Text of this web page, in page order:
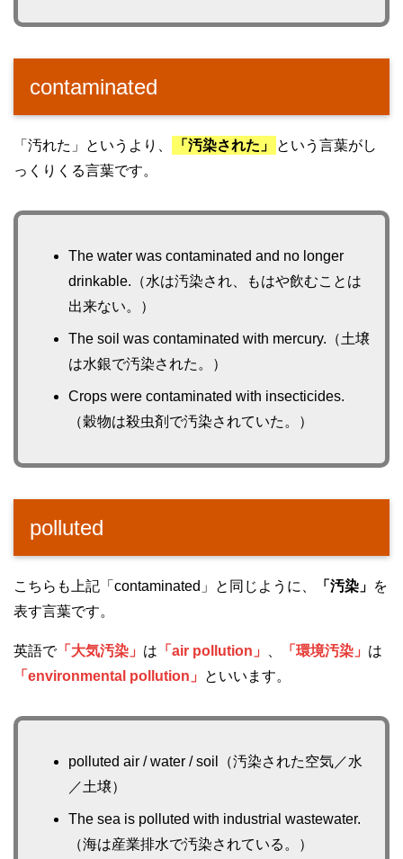
contaminated
「汚れた」というより、 「汚染された」
という言葉がし
っくりくる言葉です。
The water was contaminated and no longer
drinkable.（水は汚染され、もはや飲むことは
出来ない。）
The soil was contaminated with mercury.（土壌
は水銀で汚染された。）
Crops were contaminated with insecticides.
（穀物は殺虫剤で汚染されていた。）
polluted
こちらも上記「contaminated」と同じように、 「汚染」 を
表す言葉です。
英語で「大気汚染」 は 「air pollution」 「環境汚染」 は
「environmental pollution」
といいます。
polluted air / water / soil（汚染された空気／水
／土壌）
The sea is polluted with industrial wastewater.
（海は産業排水で汚染されている。）